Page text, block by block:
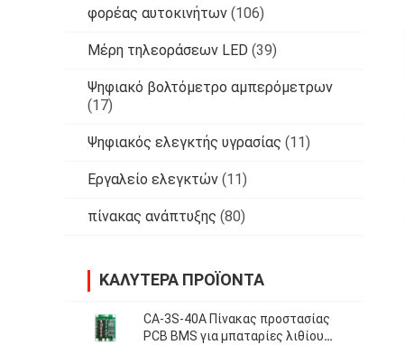
φορέας αυτοκινήτων (106)
Μέρη τηλεοράσεων LED (39)
Ψηφιακό βολτόμετρο αμπερόμετρων
(17)
Ψηφιακός ελεγκτής υγρασίας (11)
Εργαλείο ελεγκτών (11)
πίνακας ανάπτυξης (80)
ΚΑΛΎΤΕΡΑ ΠΡΟΪΌΝΤΑ
CA-3S-40A Πίνακας προστασίας
PCB BMS για μπαταρίες λιθίου